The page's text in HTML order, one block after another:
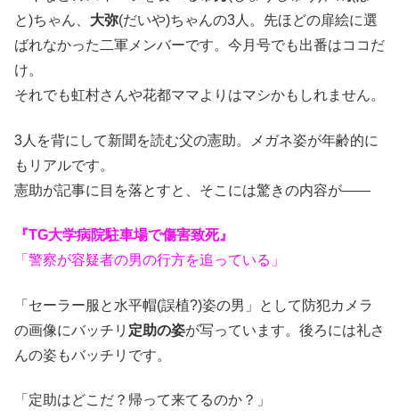
と)ちゃん、 大弥(だいや)ちゃんの3人。先ほどの扉絵に選
ばれなかった二軍メンバーです。今月号でも出番はココだ
け。
それでも虹村さんや花都ママよりはマシかもしれません。
3人を背にして新聞を読む父の憲助。メガネ姿が年齢的に
もリアルです。
憲助が記事に目を落とすと、そこには驚きの内容が――
『TG大学病院駐車場で傷害致死』
「警察が容疑者の男の行方を追っている」
「セーラー服と水平帽(誤植?)姿の男」として防犯カメラ
の画像にバッチリ 定助の姿が写っています。後ろには礼さ
んの姿もバッチリです。
「定助はどこだ？帰って来てるのか？」